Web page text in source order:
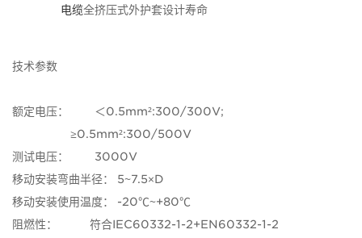
电缆全挤压式外护套设计寿命
技术参数
额定电压： ＜0.5mm²:300/300V;
≥0.5mm²:300/500V
测试电压： 3000V
移动安装弯曲半径： 5~7.5×D
移动安装使用温度： -20℃~+80℃
阻燃性： 符合IEC60332-1-2+EN60332-1-2